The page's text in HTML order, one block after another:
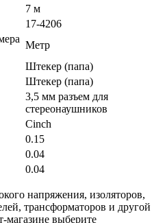
7 м
17-4206
Метр
Штекер (папа)
Штекер (папа)
3,5 мм разъем для
стереонаушников
Cinch
0.15
0.04
0.04
напряжения, изоляторов,
трансформаторов и другой
магазине выберите